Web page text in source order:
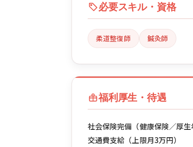
必要スキル・資格
柔道整復師 鍼灸師
福利厚生・待遇
社会保険完備（健康保険／厚生
交通費支給（上限月3万円）